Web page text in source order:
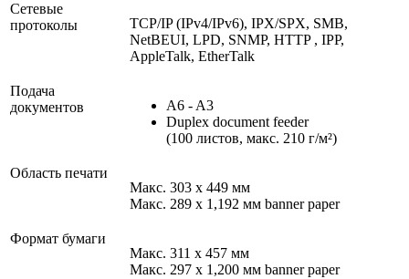
Сетевые
протоколы
TCP/IP (IPv4/IPv6), IPX/SPX, SMB,
NetBEUI, LPD, SNMP, HTTP , IPP,
AppleTalk, EtherTalk
Подача
документов
A6 - A3
Duplex document feeder
(100 листов, макс. 210 г/м²)
Область печати
Макс. 303 x 449 мм
Макс. 289 x 1,192 мм banner paper
Формат бумаги
Макс. 311 x 457 мм
Макс. 297 x 1,200 мм banner paper